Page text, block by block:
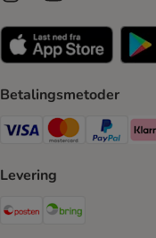
Betalingsmetoder
Visa Payment Method
MastercardPayPal
Levering
Posten Shipping